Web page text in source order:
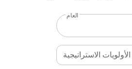
العام
الأولويات الاستراتيجية